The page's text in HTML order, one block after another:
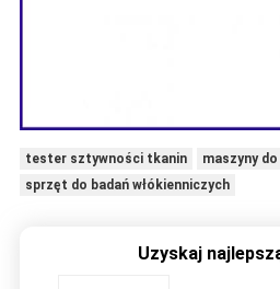
tester sztywności tkanin
maszyny
sprzęt do badań włókienniczych
Uzyskaj